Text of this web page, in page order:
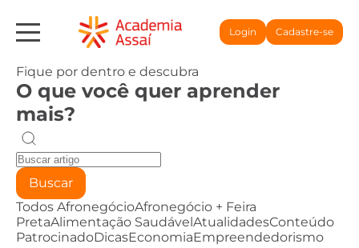
Login Cadastre-se
Fique por dentro e descubra
O que você quer aprender
mais?
Buscar
Todos AfronegócioAfronegócio + Feira
PretaAlimentação SaudávelAtualidadesConteúdo
PatrocinadoDicasEconomiaEmpreendedorismo